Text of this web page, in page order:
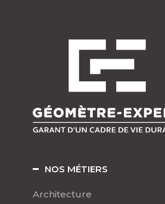
NOS MÉTIERS
Architecture